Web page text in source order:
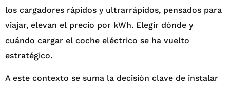
los cargadores rápidos y ultrarrápidos, pensados para
viajar, elevan el precio por kWh. Elegir dónde y
cuándo cargar el coche eléctrico se ha vuelto
estratégico.
A este contexto se suma la decisión clave de instalar